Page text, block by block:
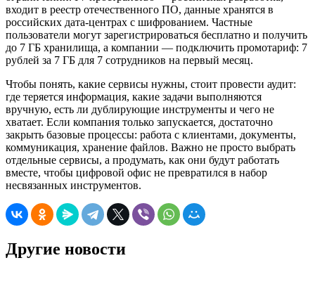
входит в реестр отечественного ПО, данные хранятся в
российских дата-центрах с шифрованием. Частные
пользователи могут зарегистрироваться бесплатно и получить
до 7 ГБ хранилища, а компании — подключить промотариф: 7
рублей за 7 ГБ для 7 сотрудников на первый месяц.
Чтобы понять, какие сервисы нужны, стоит провести аудит:
где теряется информация, какие задачи выполняются
вручную, есть ли дублирующие инструменты и чего не
хватает. Если компания только запускается, достаточно
закрыть базовые процессы: работа с клиентами, документы,
коммуникация, хранение файлов. Важно не просто выбрать
отдельные сервисы, а продумать, как они будут работать
вместе, чтобы цифровой офис не превратился в набор
несвязанных инструментов.
Другие новости